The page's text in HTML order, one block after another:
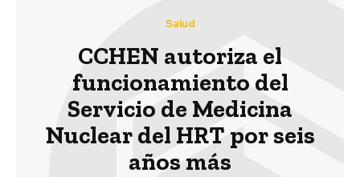
Salud
CCHEN autoriza el
funcionamiento del
Servicio de Medicina
Nuclear del HRT por seis
años más